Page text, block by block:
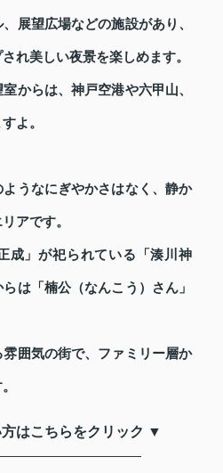
展望広場などの施設があり、
れ美しい夜景を楽しめます。
からは、神戸空港や六甲山、
よ。
うなにぎやかさはなく、静か
アです。
成」が祀られている「湊川神
は「楠公（なんこう）さん」
囲気の街で、ファミリー層か
はこちらをクリック ▼